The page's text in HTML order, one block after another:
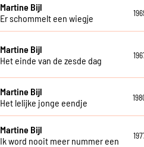
Martine Bijl
Er schommelt een wiegje
Martine Bijl
Het einde van de zesde dag
Martine Bijl
Het lelijke jonge eendje
Martine Bijl
Ik word nooit meer nummer een